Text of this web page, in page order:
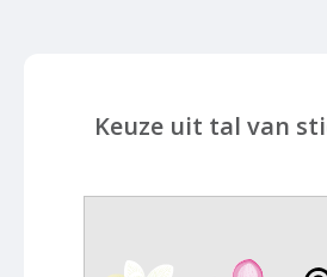
Keuze uit tal van